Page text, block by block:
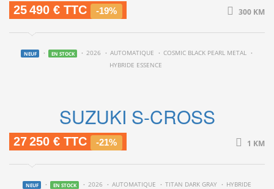
25 490 € TTC -19% 300 KM
NEUF EN STOCK 2026 AUTOMATIQUE
COSMIC BLACK PEARL METAL
HYBRIDE ESSENCE
SUZUKI S-CROSS
27 250 € TTC -21% 1 KM
NEUF EN STOCK 2026 AUTOMATIQUE TITAN DARK GRAY
HYBRIDE